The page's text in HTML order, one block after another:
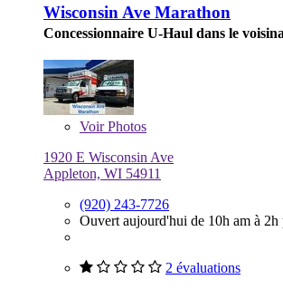
Wisconsin Ave Marathon
Concessionnaire U-Haul dans le
VoirPhotos
1920 E Wisconsin Ave
Appleton, WI 54911
(920) 243-7726
Ouvert aujourd'hui de 10h am à 2h
2 évaluations